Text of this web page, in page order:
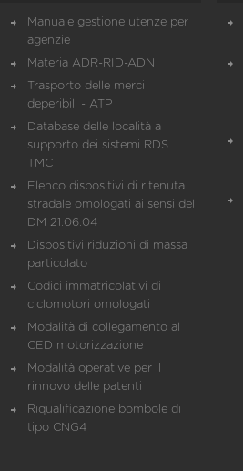
Manuale gestione utenze per
agenzie
Materia ADR-RID-ADN
Trasporto delle merci
deperibili - ATP
Database delle località a
supporto dei sistemi RDS
TMC
Elenco dispositivi di ritenuta
stradale omologati ai sensi del
DM 21.06.04
Dispositivi riduzioni di massa
particolato
Codici immatricolativi di
ciclomotori omologati
Modalità di collegamento al
CED motorizzazione
Modalità operative per il
rinnovo delle patenti
Riqualificazione bombole di
tipo CNG4